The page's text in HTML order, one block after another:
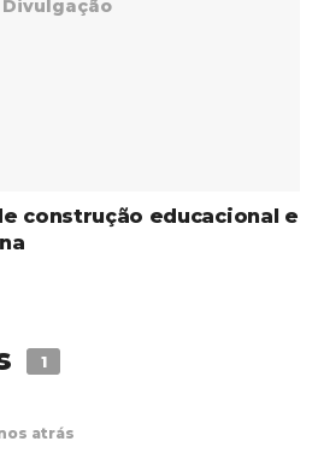
construção educacional e
1
atrás